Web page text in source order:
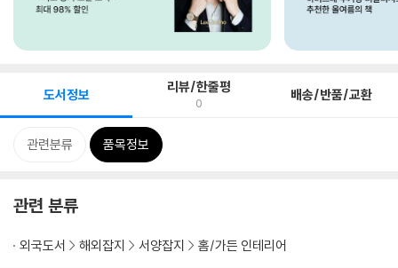
도서정보 리뷰/한줄평
0 배송/반품/교환
관련분류 품목정보
관련 분류
외국도서 해외잡지 서양잡지 홈/가든 인테리어